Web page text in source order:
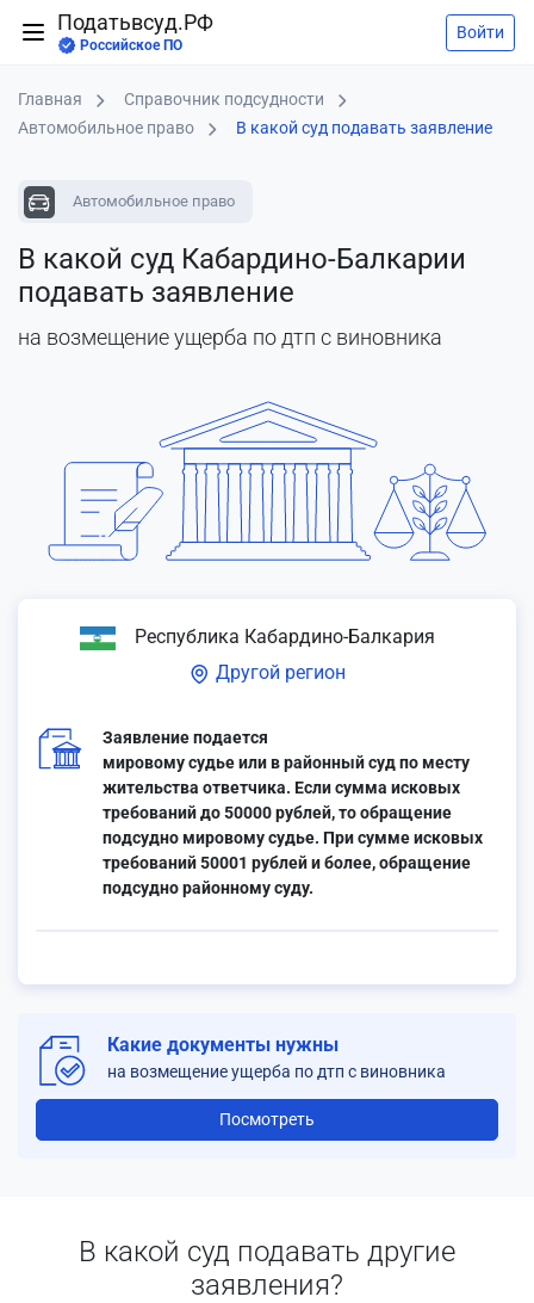
Податьвсуд.РФ
Российское ПО
Войти
Главная
Справочник подсудности
Автомобильное право
В какой суд подавать заявление
Автомобильное право
В какой суд Кабардино-Балкарии
подавать заявление
на возмещение ущерба по дтп с виновника
Республика Кабардино-Балкария
Другой регион
Заявление подается
мировому судье или в районный суд по месту
жительства ответчика. Если сумма исковых
требований до 50000 рублей, то обращение
подсудно мировому судье. При сумме исковых
требований 50001 рублей и более, обращение
подсудно районному суду.
Какие документы нужны
на возмещение ущерба по дтп с виновника
Посмотреть
В какой суд подавать другие
заявления?